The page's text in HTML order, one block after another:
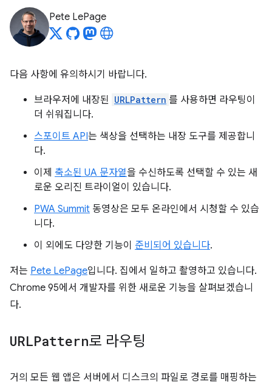
Pete LePage
다음 사항에 유의하시기 바랍니다.
브라우저에 내장된 URLPattern 를 사용하면 라우팅이
더 쉬워집니다.
스포이트 API는 색상을 선택하는 내장 도구를 제공합니
다.
이제 축소된 UA 문자열을 수신하도록 선택할 수 있는 새
로운 오리진 트라이얼이 있습니다.
PWA Summit 동영상은 모두 온라인에서 시청할 수 있습
니다.
이 외에도 다양한 기능이 준비되어 있습니다.
저는 Pete LePage입니다. 집에서 일하고 촬영하고 있습니다.
Chrome 95에서 개발자를 위한 새로운 기능을 살펴보겠습니
다.
URLPattern로 라우팅
거의 모든 웹 앱은 서버에서 디스크의 파일로 경로를 매핑하는